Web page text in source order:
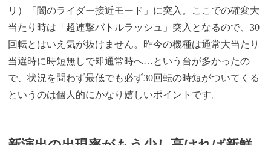
リ）「闇のライダー接近モード」に突入。ここでの確変大
当たり時は「超連撃バトルラッシュ」突入となるので、30
回転とはいえ気が抜けません。昨今の機種は通常大当たり
当選時に時短無しで即通常時へ…という台が多かったの
で、状況を問わず最低でも必ず30回転の時短がついてくる
というのは個人的にかなり嬉しいポイントです。